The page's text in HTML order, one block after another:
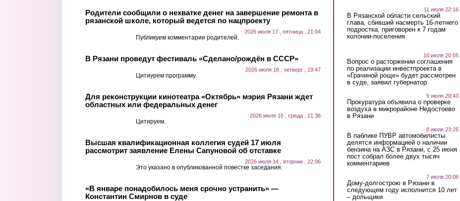
Родители сообщили о нехватке денег на завершение ремонта в
рязанской школе, который ведется по нацпроекту
2026 июля 17 , пятница , 21:04
Публикуем комментарии родителей.
В Рязани проведут фестиваль «Сделано/рождён в СССР»
2026 июля 16 , четверг , 19:47
Цитиурем программу.
Для реконструкции кинотеатра «Октябрь» мэрия Рязани ждет
областных или федеральных денег
2026 июля 15 , среда , 21:36
Цитируем.
Высшая квалификационная коллегия судей 17 июля
рассмотрит заявление Елены Сапуновой об отставке
2026 июля 14 , вторник , 22:06
Это указано в опубликованной повестке заседания.
«В январе понадобилось меня срочно устранить» —
Константин Смирнов в суде
11 июля 22:16
В Рязанской области сельский
глава, сбивший насмерть 16-летнего
подростка, приговорен к 7 годам
колонии-поселения
10 июля 20:55
Вопрос о расторжении соглашения
по реализации инвестпроекта в
«Грачиной роще» будет рассмотрен
в суде, заявил губернатор
9 июля 20:43
Прокуратура объявила о проверке
воздуха в микрорайоне Недостоево
в Рязани
8 июля 23:25
В паблике ПУВР автомобилисты
делятся информацией о наличии
бензина на АЗС в Рязани, с 25 июня
пост собрал более двух тысяч
комментариев
7 июля 20:08
Дому-долгострою в Рязани в
следующем году исполнится 10 лет
– дольщики